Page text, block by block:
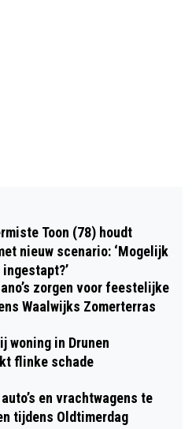
DIRIGENT(E)
DOOR
Toon (78) houdt
nieuw scenario: ‘Mogelijk
zorgen voor feestelijke
Waalwijks Zomerterras
woning in Drunen
flinke schade
en vrachtwagens te
tijdens Oldtimerdag